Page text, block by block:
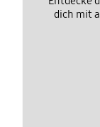
dich mit